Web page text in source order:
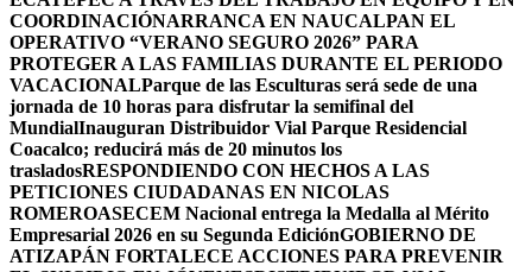
COORDINACIÓNARRANCA EN NAUCALPAN EL
OPERATIVO “VERANO SEGURO 2026” PARA
PROTEGER A LAS FAMILIAS DURANTE EL PERIODO
VACACIONALParque de las Esculturas será sede de una
jornada de 10 horas para disfrutar la semifinal del
MundialInauguran Distribuidor Vial Parque Residencial
Coacalco; reducirá más de 20 minutos los
trasladosRESPONDIENDO CON HECHOS A LAS
PETICIONES CIUDADANAS EN NICOLAS
ROMEROASECEM Nacional entrega la Medalla al Mérito
Empresarial 2026 en su Segunda EdiciónGOBIERNO DE
ATIZAPÁN FORTALECE ACCIONES PARA PREVENIR